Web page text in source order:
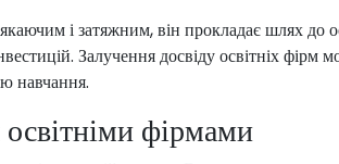
і затяжним, він прокладає шлях до
Залучення досвіду освітніх фірм
навчання.
фірмами